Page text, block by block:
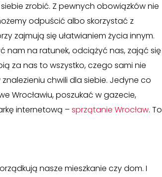
zrobić. Z pewnych obowiązków nie
odpuścić albo skorzystać z
zajmują się ułatwianiem życia innym.
nam na ratunek, odciążyć nas, zająć się
za nas to wszystko, czego sami nie
chwili dla siebie. Jedyne co
Wrocławiu, poszukać w gazecie,
internetową –sprzątanie Wrocław. To
nasze mieszkanie czy dom. I